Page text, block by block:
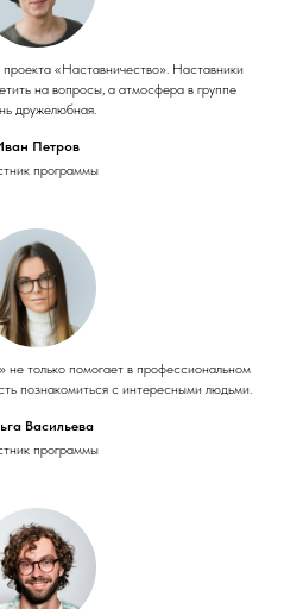
«Наставничество». Наставники
на вопросы, а атмосфера в группе
дружелюбная.
Петров
программы
только помогает в профессиональном
познакомиться с интересными людьми.
Васильева
программы